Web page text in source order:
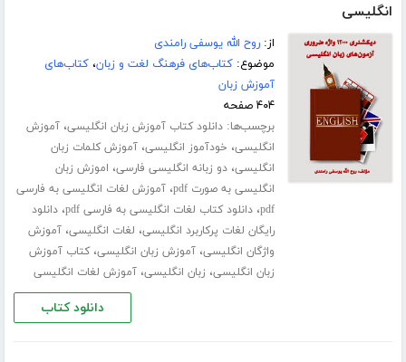
انگلیسی
از:روح الله یوسفی رامندی
موضوع:کتاب‌های فرهنگ لغت و زبان،کتاب‌های
آموزش زبان
۴۰۴ صفحه
برچسب‌ها:دانلود کتاب آموزش زبان انگلیسی،آموزش
انگلیسی، خودآموز انگلیسی،آموزش کلمات زبان
انگلیسی،دو زبانه انگلیسی فارسی، اموزش زبان
انگلیسی به صورت pdf
،آموزش لغات انگلیسی به فارسی
pdf،دانلود کتاب لغات انگلیسی به فارسی pdf ،دانلود
رایگان لغات پرکاربرد انگلیسی، لغات انگلیسی،آموزش
واژگان انگلیسی،آموزش زبان انگلیسی،کتاب آموزش
زبان انگلیسی، زبان انگلیسی،آموزش لغات انگلیسی
دانلود کتاب